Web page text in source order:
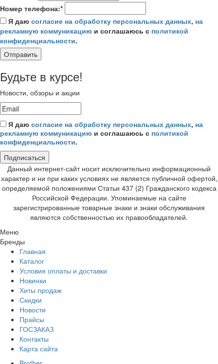
Номер телефона:*
Я даю согласие на обработку персональных данных, на
рекламную коммуникацию и соглашаюсь с политикой
конфиденциальности.
Отправить
Будьте в курсе!
Новости, обзоры и акции
Я даю согласие на обработку персональных данных, на
рекламную коммуникацию и соглашаюсь с политикой
конфиденциальности.
Подписаться
Данный интернет-сайт носит исключительно информационный
характер и ни при каких условиях не является публичной офертой,
определяемой положениями Статьи 437 (2) Гражданского кодекса
Российской Федерации. Упоминаемые на сайте
зарегистрированные товарные знаки и знаки обслуживания
являются собственностью их правообладателей.
Меню
Бренды
Главная
Каталог
Условия оплаты и доставки
Новинки
Хиты продаж
Скидки
Новости
Прайсы
ГОСЗАКАЗ
Контакты
Карта сайта